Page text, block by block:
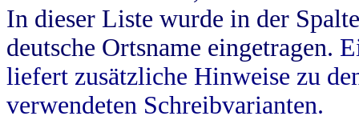
In dieser Liste wurde in der
deutsche Ortsname eingetragen.
liefert zusätzliche Hinweise zu
verwendeten Schreibvarianten.